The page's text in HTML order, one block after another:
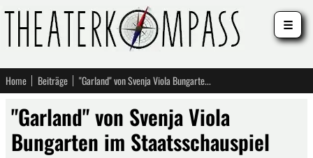
Home Beiträge "Garland" von Svenja Viola Bungarten im Staatsschauspiel Dresden
"Garland" von Svenja Viola
Bungarten im Staatsschauspiel
☰